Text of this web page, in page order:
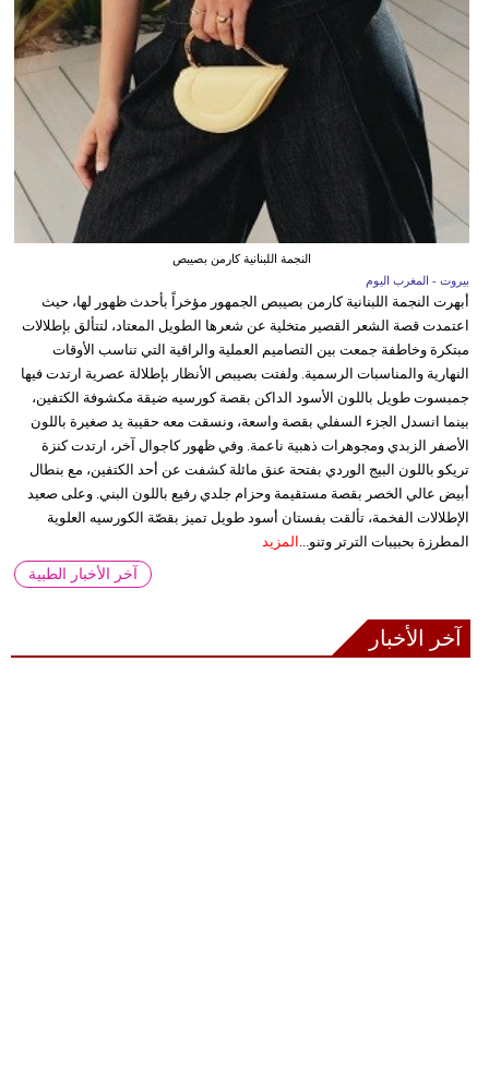
النجمة اللبنانية كارمن بصيبص
بيروت - المغرب اليوم
أبهرت النجمة اللبنانية كارمن بصيبص الجمهور مؤخراً بأحدث ظهور لها، حيث
اعتمدت قصة الشعر القصير متخلية عن شعرها الطويل المعتاد، لتتألق بإطلالات
مبتكرة وخاطفة جمعت بين التصاميم العملية والراقية التي تناسب الأوقات
النهارية والمناسبات الرسمية. ولفتت بصيبص الأنظار بإطلالة عصرية ارتدت فيها
جمبسوت طويل باللون الأسود الداكن بقصة كورسيه ضيقة مكشوفة الكتفين،
بينما انسدل الجزء السفلي بقصة واسعة، ونسقت معه حقيبة يد صغيرة باللون
الأصفر الزبدي ومجوهرات ذهبية ناعمة. وفي ظهور كاجوال آخر، ارتدت كنزة
تريكو باللون البيج الوردي بفتحة عنق مائلة كشفت عن أحد الكتفين، مع بنطال
أبيض عالي الخصر بقصة مستقيمة وحزام جلدي رفيع باللون البني. وعلى صعيد
الإطلالات الفخمة، تألقت بفستان أسود طويل تميز بقصّة الكورسيه العلوية
المطرزة بحبيبات الترتر وتنو... المزيد
آخر الأخبار الطبية
آخر الأخبار